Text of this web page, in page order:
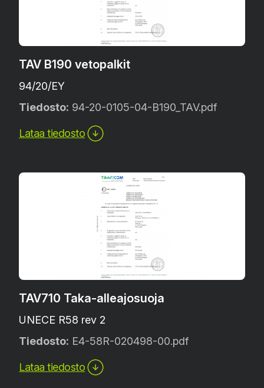
TAV B190 vetopalkit
94/20/EY
Tiedosto: 94-20-0105-04-B190_TAV.pdf
Lataa tiedosto
TAV710 Taka-alleajosuoja
UNECE R58 rev 2
Tiedosto: E4-58R-020498-00.pdf
Lataa tiedosto